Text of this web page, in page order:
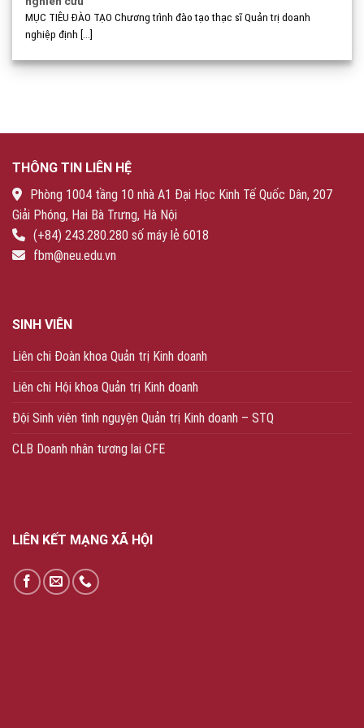
MỤC TIÊU ĐÀO TẠO Chương trình đào tạo thạc sĩ Quản trị doanh
nghiệp định [...]
THÔNG TIN LIÊN HỆ
Phòng 1004 tầng 10 nhà A1 Đại Học Kinh Tế Quốc Dân, 207
Giải Phóng, Hai Bà Trưng, Hà Nội
(+84) 243.280.280 số máy lẻ 6018
fbm@neu.edu.vn
SINH VIÊN
Liên chi Đoàn khoa Quản trị Kinh doanh
Liên chi Hội khoa Quản trị Kinh doanh
Đội Sinh viên tình nguyện Quản trị Kinh doanh – STQ
CLB Doanh nhân tương lai CFE
LIÊN KẾT MẠNG XÃ HỘI